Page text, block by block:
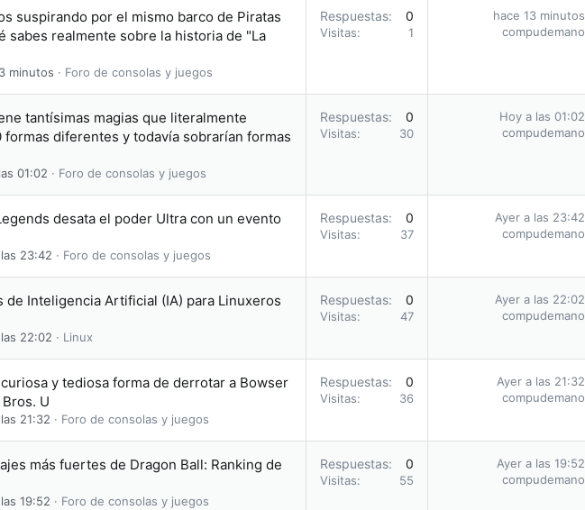
suspirando por el mismo barco de Piratas
sabes realmente sobre la historia de "La
minutos Foro de consolas y juegos
Respuestas 0
Visitas 1
hace 13 minutos
compudemano
tantísimas magias que literalmente
diferentes y todavía sobrarían formas
01:02 Foro de consolas y juegos
Respuestas 0
Visitas 30
Hoy a las 01:02
compudemano
desata el poder Ultra con un evento
23:42 Foro de consolas y juegos
Respuestas 0
Visitas 37
Ayer a las 23:42
compudemano
de Inteligencia Artificial (IA) para Linuxeros
22:02 Linux
Respuestas 0
Visitas 47
Ayer a las 22:02
compudemano
y tediosa forma de derrotar a Bowser
U
21:32 Foro de consolas y juegos
Respuestas 0
Visitas 36
Ayer a las 21:32
compudemano
más fuertes de Dragon Ball: Ranking de
19:52 Foro de consolas y juegos
Respuestas 0
Visitas 55
Ayer a las 19:52
compudemano